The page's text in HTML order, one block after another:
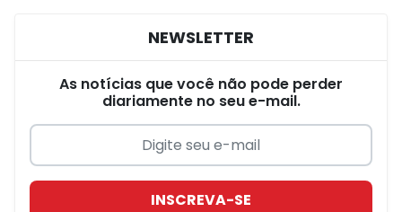
NEWSLETTER
As notícias que você não pode perder
diariamente no seu e-mail.
INSCREVA-SE